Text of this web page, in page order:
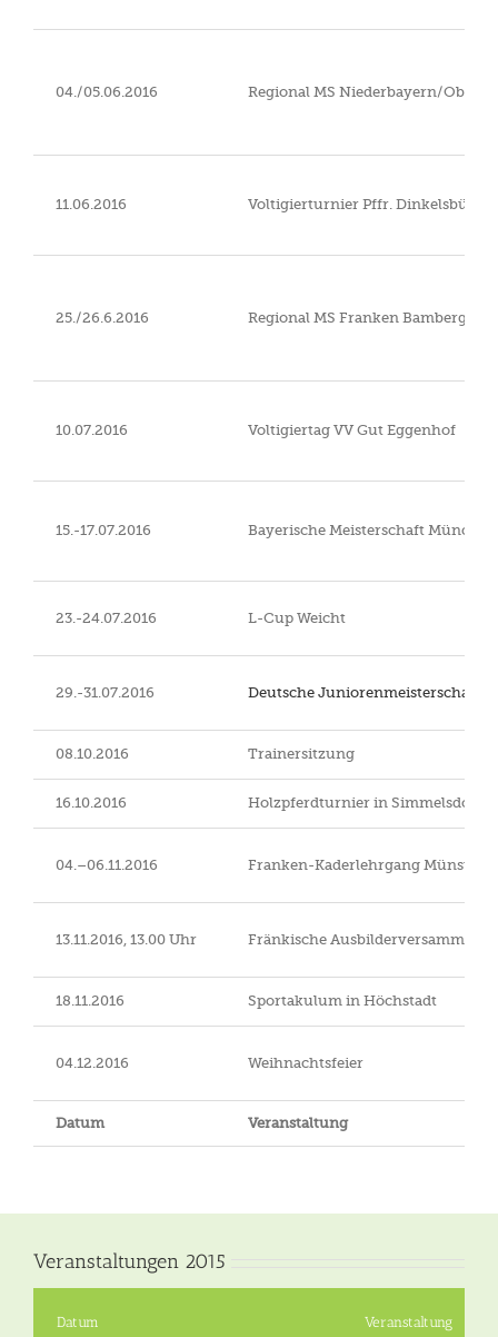
04./05.06.2016 Regional MS Niederbayern/
11.06.2016 Voltigierturnier Pffr. Dinkelsbühl-
25./26.6.2016 Regional MS Franken Bamberg
10.07.2016 Voltigiertag VV Gut Eggenhof
15.-17.07.2016 Bayerische Meisterschaft
23.-24.07.2016 L-Cup Weicht
29.-31.07.2016 Deutsche Juniorenmeisterschaft
08.10.2016 Trainersitzung
16.10.2016 Holzpferdturnier in Simmelsdorf
04.–06.11.2016 Franken-Kaderlehrgang
13.11.2016, 13.00 Uhr Fränkische
18.11.2016 Sportakulum in Höchstadt
04.12.2016 Weihnachtsfeier
Datum Veranstaltung
Veranstaltungen 2015
Datum Veranstaltung